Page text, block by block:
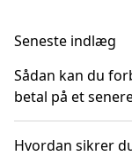
Seneste indlæg
Sådan kan du
betal på et
Hvordan sikrer